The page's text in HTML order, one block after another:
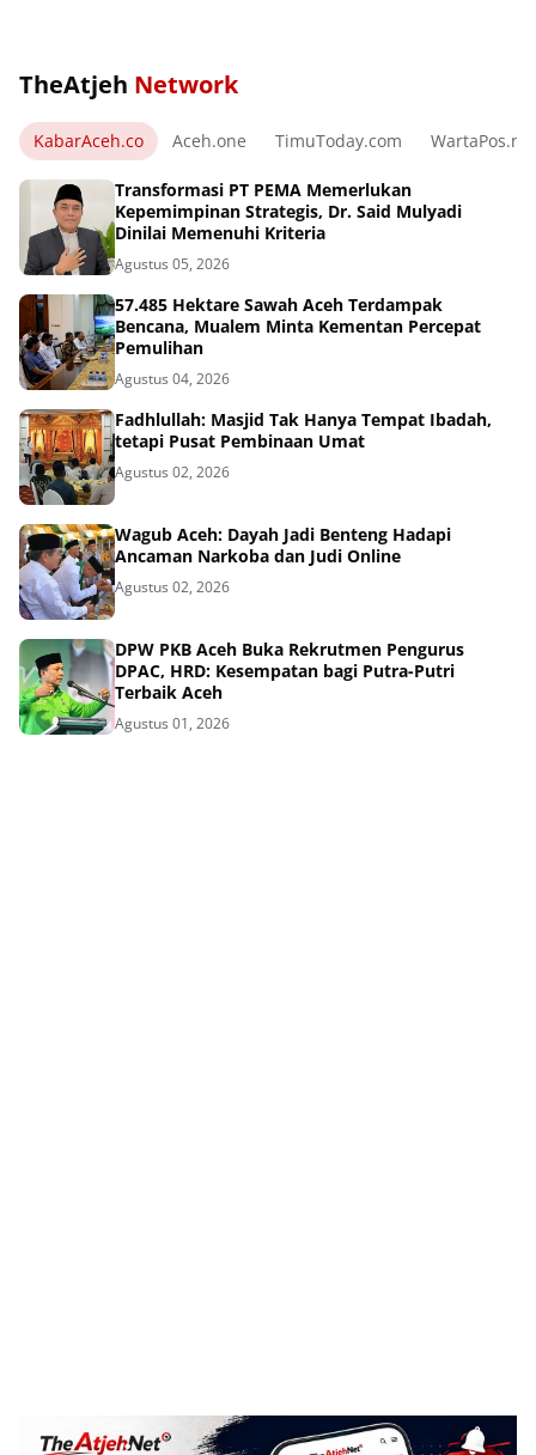
TheAtjeh Network
KabarAceh.co Aceh.one TimuToday.com WartaPos.net
Transformasi PT PEMA Memerlukan
Kepemimpinan Strategis, Dr. Said Mulyadi
Dinilai Memenuhi Kriteria
Agustus 05, 2026
57.485 Hektare Sawah Aceh Terdampak
Bencana, Mualem Minta Kementan Percepat
Pemulihan
Agustus 04, 2026
Fadhlullah: Masjid Tak Hanya Tempat Ibadah,
tetapi Pusat Pembinaan Umat
Agustus 02, 2026
Wagub Aceh: Dayah Jadi Benteng Hadapi
Ancaman Narkoba dan Judi Online
Agustus 02, 2026
DPW PKB Aceh Buka Rekrutmen Pengurus
DPAC, HRD: Kesempatan bagi Putra-Putri
Terbaik Aceh
Agustus 01, 2026